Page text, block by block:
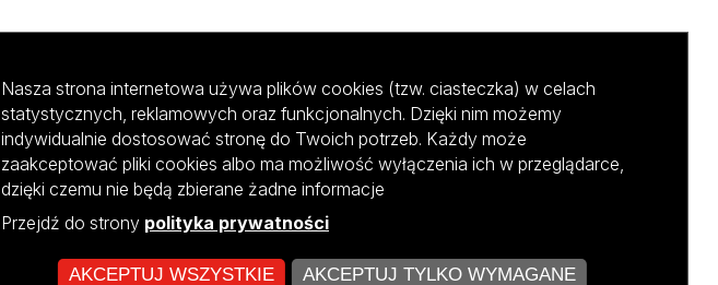
Nasza strona internetowa używa plików cookies (tzw. ciasteczka) w celach
statystycznych, reklamowych oraz funkcjonalnych. Dzięki nim możemy
indywidualnie dostosować stronę do Twoich potrzeb. Każdy może
zaakceptować pliki cookies albo ma możliwość wyłączenia ich w przeglądarce,
dzięki czemu nie będą zbierane żadne informacje
Przejdź do strony polityka prywatności
AKCEPTUJ WSZYSTKIE AKCEPTUJ TYLKO WYMAGANE